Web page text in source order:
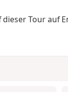
dieser Tour auf